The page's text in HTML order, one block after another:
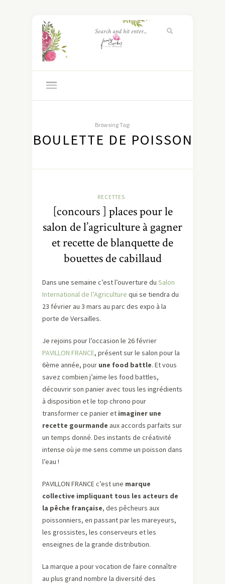
Browsing Tag:
BOULETTE DE POISSON
RECETTES
[concours ] places pour le
salon de l’agriculture à gagner
et recette de blanquette de
bouettes de cabillaud
Dans une semaine c’est l’ouverture du Salon
International de l’Agriculture qui se tiendra du
23 février au 3 mars au parc des expo à la
porte de Versailles.
Je rejoins pour l’occasion le 26 février
PAVILLON FRANCE, présent sur le salon pour la
6ème année, pour une food battle. Et vous
savez combien j’aime les food battles,
découvrir son panier avec tous les ingrédients
à disposition et le top chrono pour
transformer ce panier et imaginer une
recette gourmande aux accords parfaits sur
un temps donné. Des instants de créativité
intense où je me sens comme un poisson dans
l’eau !
PAVILLON FRANCE c’est une marque
collective impliquant tous les acteurs de
la pêche française, des pêcheurs aux
poissonniers, en passant par les mareyeurs,
les grossistes, les conserveurs et les
enseignes de la grande distribution.
La marque a pour vocation de faire connaître
au plus grand nombre la diversité des